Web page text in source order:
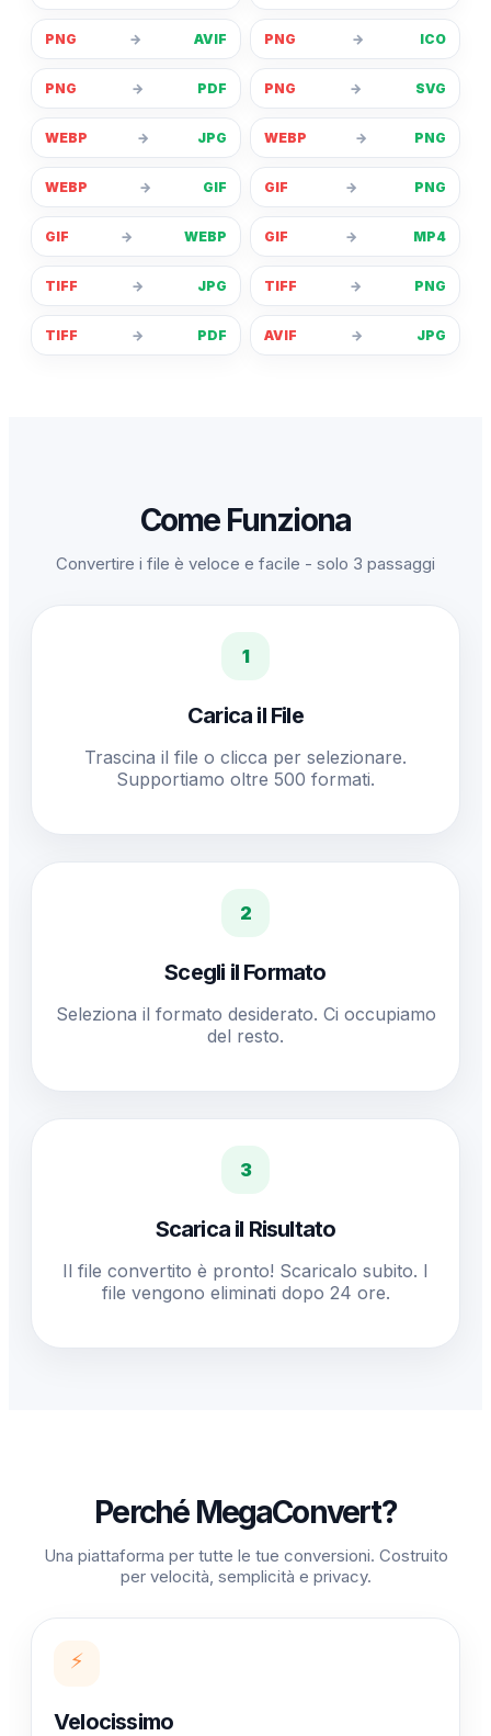
PNG → AVIF PNG → ICO
PNG → PDF PNG → SVG
WEBP → JPG WEBP → PNG
WEBP → GIF GIF → PNG
GIF → WEBP GIF → MP4
TIFF → JPG TIFF → PNG
TIFF → PDF AVIF → JPG
Come Funziona
Convertire i file è veloce e facile - solo 3 passaggi
1
Carica il File
Trascina il file o clicca per selezionare.
Supportiamo oltre 500 formati.
2
Scegli il Formato
Seleziona il formato desiderato. Ci occupiamo
del resto.
3
Scarica il Risultato
Il file convertito è pronto! Scaricalo subito. I
file vengono eliminati dopo 24 ore.
Perché MegaConvert?
Una piattaforma per tutte le tue conversioni. Costruito
per velocità, semplicità e privacy.
⚡
Velocissimo